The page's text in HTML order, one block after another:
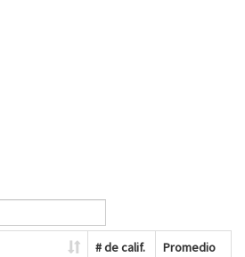
# de calif. Promedio